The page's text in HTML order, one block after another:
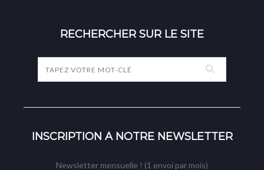
RECHERCHER SUR LE SITE
INSCRIPTION À NOTRE NEWSLETTER
Newsletter mensuelle ! (1 envoi par mois)